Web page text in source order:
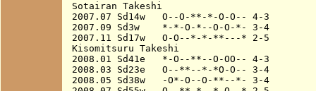
Sotairan Takeshi
2007.07 Sd14w   O--O-**-*-O-O-- 4-3
2007.09 Sd3w    *-*-O-*--O-O-*- 3-4
2007.11 Sd17w   O-O--*-*-**---* 2-5
Kisomitsuru Takeshi
2008.01 Sd41e   *-O--**--O-OO-- 4-3
2008.03 Sd23e   O--**--*-*O-O-- 3-4
2008.05 Sd38w   -O*-O--O-**--*- 3-4